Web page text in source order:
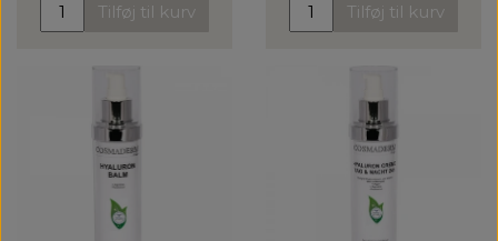
Tilføj til kurv Tilføj til kurv